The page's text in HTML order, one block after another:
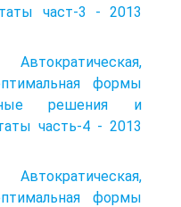
част-3 - 2013
формы
решения и
часть-4 - 2013
формы